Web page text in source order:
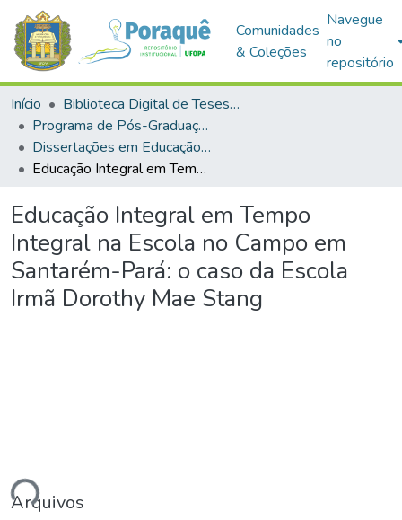
Comunidades
& Coleções
Navegue
no
repositório
Início
Biblioteca Digital de Teses e Dissertações (BDTD)
Programa de Pós-Graduação em Educação (PPGE)
Dissertações em Educação (Mestrado)
Educação Integral em Tempo Integral na Escola no Campo em Santarém-Pará: o caso da Escola Irmã Dorothy Mae Stang
Educação Integral em Tempo
Integral na Escola no Campo em
Santarém-Pará: o caso da Escola
Irmã Dorothy Mae Stang
Arquivos